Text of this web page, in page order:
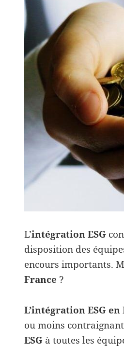
L’intégration ESG
disposition des
encours importants.
France ?
L’intégration ESG en
ou moins
ESG à toutes les